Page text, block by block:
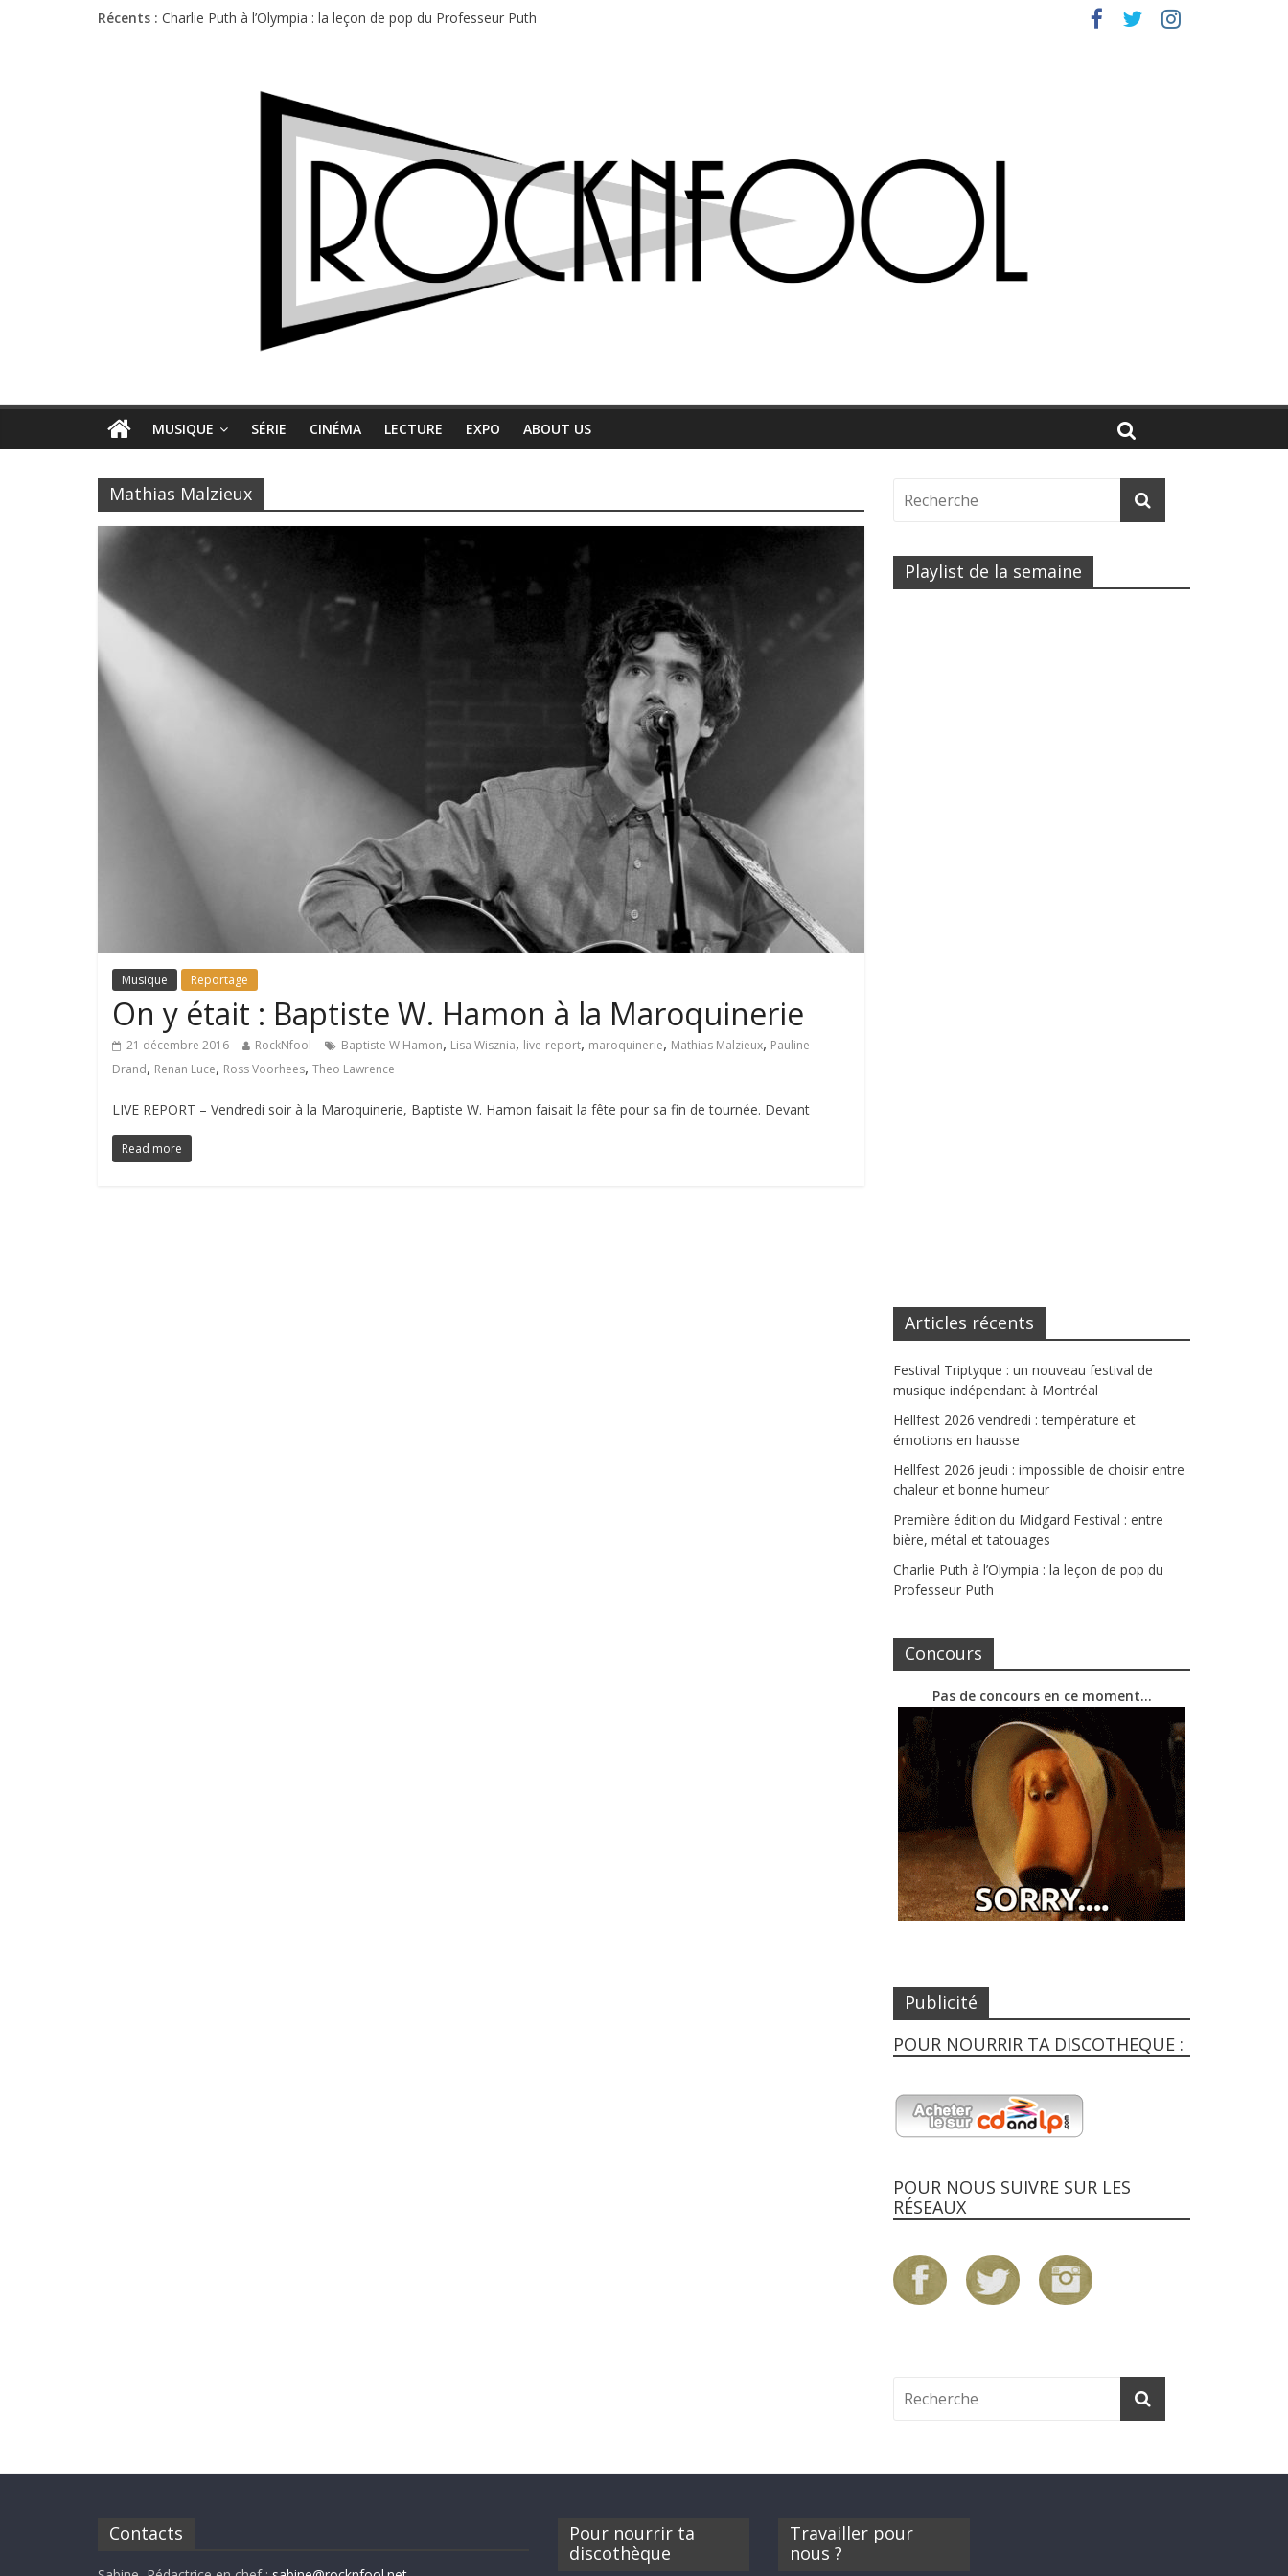
Récents : Charlie Puth à l’Olympia : la leçon de pop du Professeur Puth
Première édition du Midgard Festival : entre bière, métal et tatouages
MUSIQUE SÉRIE CINÉMA LECTURE EXPO ABOUT US
Mathias Malzieux
Musique Reportage
On y était : Baptiste W. Hamon à la Maroquinerie
21 décembre 2016 RockNfool Baptiste W Hamon, Lisa Wisznia, live-report, maroquinerie, Mathias Malzieux, Pauline
Drand, Renan Luce, Ross Voorhees, Theo Lawrence
LIVE REPORT – Vendredi soir à la Maroquinerie, Baptiste W. Hamon faisait la fête pour sa fin de tournée. Devant
Read more
Playlist de la semaine
Articles récents
Festival Triptyque : un nouveau festival de
musique indépendant à Montréal
Hellfest 2026 vendredi : température et
émotions en hausse
Hellfest 2026 jeudi : impossible de choisir entre
chaleur et bonne humeur
Première édition du Midgard Festival : entre
bière, métal et tatouages
Charlie Puth à l’Olympia : la leçon de pop du
Professeur Puth
Concours
Pas de concours en ce moment…
Publicité
POUR NOURRIR TA DISCOTHEQUE :
POUR NOUS SUIVRE SUR LES
RÉSEAUX
Contacts
Pour nourrir ta
discothèque
Travailler pour
nous ?